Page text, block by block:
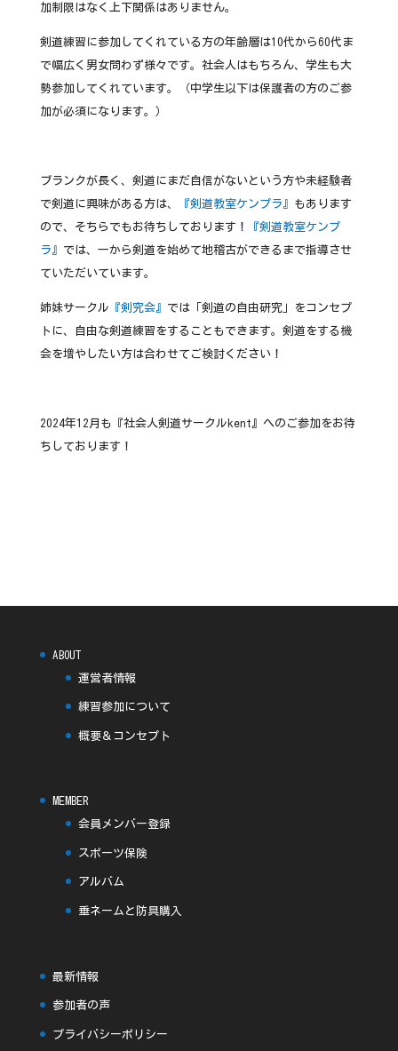
加制限はなく上下関係はありません。
剣道練習に参加してくれている方の年齢層は10代から60代ま
で幅広く男女問わず様々です。社会人はもちろん、学生も大
勢参加してくれています。（中学生以下は保護者の方のご参
加が必須になります。）
ブランクが長く、剣道にまだ自信がないという方や未経験者
で剣道に興味がある方は、
『剣道教室ケンプラ』 もあります
ので、そちらでもお待ちしております！
『剣道教室ケンプ
ラ』 では、一から剣道を始めて地稽古ができるまで指導させ
ていただいています。
姉妹サークル 『剣究会』 では「剣道の自由研究」をコンセプ
トに、自由な剣道練習をすることもできます。剣道をする機
会を増やしたい方は合わせてご検討ください！
2024年12月も『社会人剣道サークルkent』へのご参加をお待
ちしております！
ABOUT
運営者情報
練習参加について
概要＆コンセプト
MEMBER
会員メンバー登録
スポーツ保険
アルバム
垂ネームと防具購入
最新情報
参加者の声
プライバシーポリシー